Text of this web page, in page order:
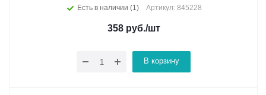
Есть в наличии (1) Артикул: 845228
358руб./шт
В корзину